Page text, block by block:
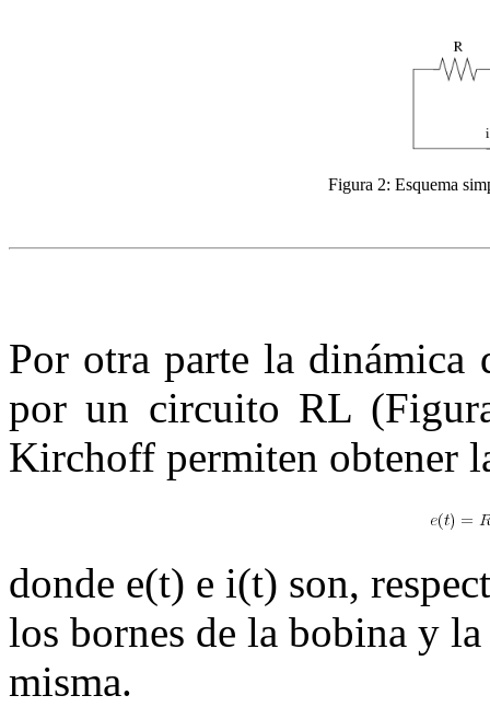
Figura 2: Esquema
Por otra parte la dinámica
por un circuito RL
Kirchoff permiten obtener
donde e(t) e i(t) son,
los bornes de la bobina y
misma.